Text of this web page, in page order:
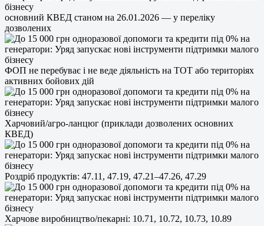
основний КВЕД станом на 26.01.2026 — у переліку
дозволених
ФОП не перебуває і не веде діяльність на ТОТ або територіях
активних бойових дій
Харчовий/агро-ланцюг (приклади дозволених основних
КВЕД)
Роздріб продуктів: 47.11, 47.19, 47.21–47.26, 47.29
Харчове виробництво/пекарні: 10.71, 10.72, 10.73, 10.89